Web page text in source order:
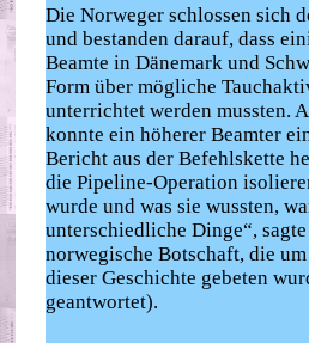
Die Norweger schlossen sich
und bestanden darauf, dass
Beamte in Dänemark und
Form über mögliche
unterrichtet werden mussten.
konnte ein höherer Beamter
Bericht aus der Befehlskette
die Pipeline-Operation
wurde und was sie wussten,
unterschiedliche Dinge“,
norwegische Botschaft, die
dieser Geschichte gebeten
geantwortet).